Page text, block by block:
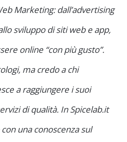
Marketing: dall’advertising
sviluppo di siti web e app,
online “con più gusto”.
ma credo a chi
a raggiungere i suoi
di qualità. In Spicelab.it
una conoscenza sul